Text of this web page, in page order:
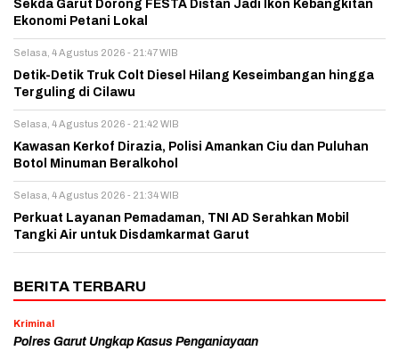
Sekda Garut Dorong FESTA Distan Jadi Ikon Kebangkitan
Ekonomi Petani Lokal
Selasa, 4 Agustus 2026 - 21:47 WIB
Detik-Detik Truk Colt Diesel Hilang Keseimbangan hingga
Terguling di Cilawu
Selasa, 4 Agustus 2026 - 21:42 WIB
Kawasan Kerkof Dirazia, Polisi Amankan Ciu dan Puluhan
Botol Minuman Beralkohol
Selasa, 4 Agustus 2026 - 21:34 WIB
Perkuat Layanan Pemadaman, TNI AD Serahkan Mobil
Tangki Air untuk Disdamkarmat Garut
BERITA TERBARU
Kriminal
Polres Garut Ungkap Kasus Penganiayaan